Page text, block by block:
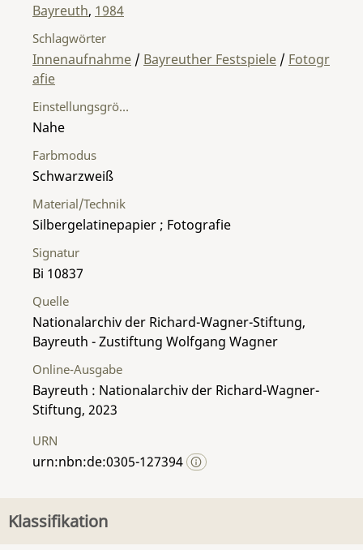
Bayreuth, 1984
Material/Technik
Silbergelatinepapier ; Fotografie
Einstellungsgröße
Nahe
Farbmodus
Schwarzweiß
Signatur
Bi 10837
Quelle
Nationalarchiv der Richard-Wagner-Stiftung,
Bayreuth - Zustiftung Wolfgang Wagner
Schlagwörter
Innenaufnahme / Bayreuther Festspiele / Fotogr
afie
Online-Ausgabe
Bayreuth : Nationalarchiv der Richard-Wagner-
Stiftung, 2023
URN
urn:nbn:de:0305-127394
Klassifikation